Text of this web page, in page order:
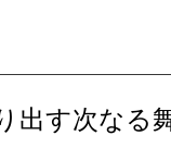
す次なる